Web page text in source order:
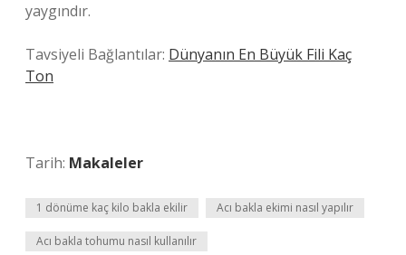
yaygındır.
Tavsiyeli Bağlantılar: Dünyanın En Büyük Fili Kaç
Ton
Tarih: Makaleler
1 dönüme kaç kilo bakla ekilir Acı bakla ekimi nasıl yapılır
Acı bakla tohumu nasıl kullanılır